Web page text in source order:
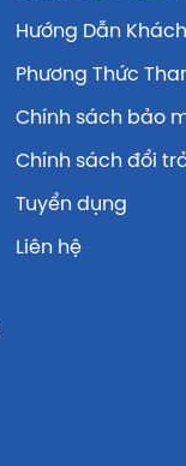
Hướng Dẫn
Phương Thức
Chính sách bảo
Chính sách đổi
Tuyển dụng
Liên hệ